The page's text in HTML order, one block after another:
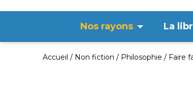
Nos rayons La
Accueil Non fiction Philosophie Faire